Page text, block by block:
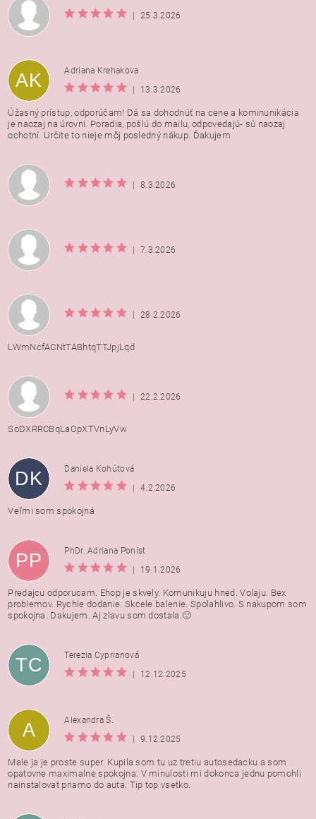
| 25.3.2026
AK
Adriana Krehakova
|
13.3.2026
Úžasný prístup, odporúčam! Dá sa dohodnúť na cene a kominunikácia
je naozaj na úrovni. Poradia, pošlú do mailu, odpovedajú- sú naozaj
ochotní. Určite to nieje môj posledný nákup. Ďakujem
| 8.3.2026
| 7.3.2026
| 28.2.2026
LWmNcfACNtTABhtqTTJpjLqd
| 22.2.2026
SoDXRRCBqLaOpXTVnLyVw
DK
Daniela Kohútová
|
4.2.2026
Veľmi som spokojná
PP
PhDr. Adriana Ponist
|
19.1.2026
Predajcu odporucam. Ehop je skvely. Komunikuju hned. Volaju. Bex
problemov. Rychle dodanie. Skcele balenie. Spolahlivo. S nakupom som
spokojna. Dakujem. Aj zlavu som dostala.🙂
TC
Terezia Cyprianová
|
12.12.2025
A
Alexandra Š.
|
9.12.2025
Male ja je proste super. Kupila som tu uz tretiu autosedacku a som
opatovne maximalne spokojna. V minulosti mi dokonca jednu pomohli
nainstalovat priamo do auta. Tip top vsetko.